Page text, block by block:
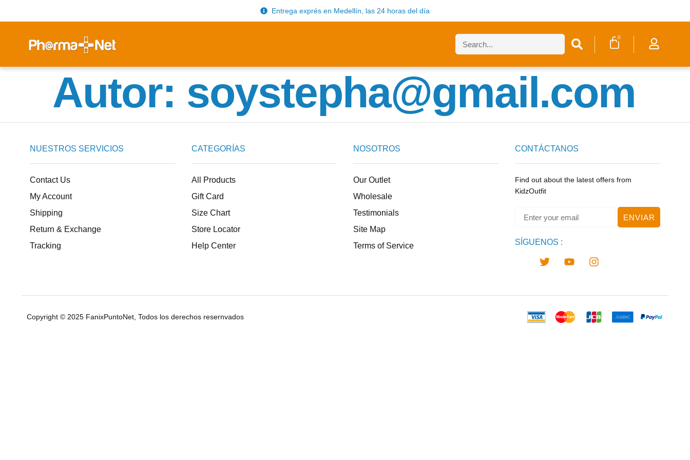
Entrega exprés en Medellín, las 24 horas del día
0
Autor: soystepha@gmail.com
NUESTROS SERVICIOS
Contact Us
My Account
Shipping
Return & Exchange
Tracking
CATEGORÍAS
All Products
Gift Card
Size Chart
Store Locator
Help Center
NOSOTROS
Our Outlet
Wholesale
Testimonials
Site Map
Terms of Service
CONTÁCTANOS
Find out about the latest offers from
KidzOutfit
ENVIAR
SÍGUENOS :
Copyright © 2025 FanixPuntoNet, Todos los derechos resernvados